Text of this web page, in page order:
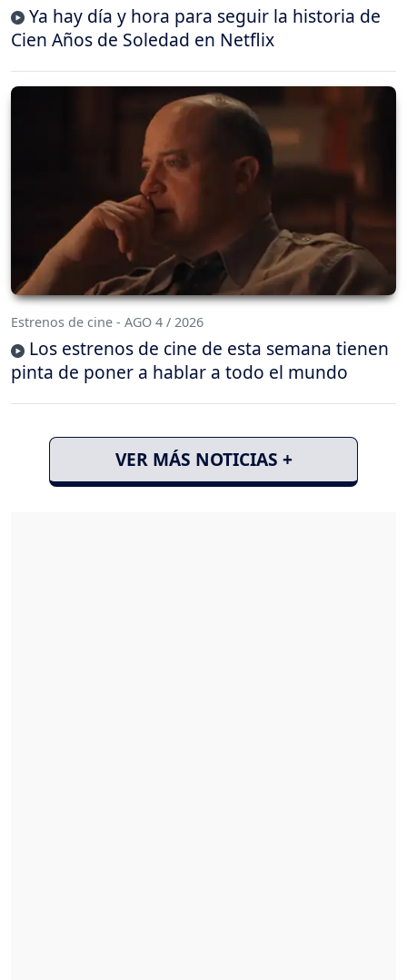
Ya hay día y hora para seguir la historia de
Cien Años de Soledad en Netflix
Estrenos de cine - AGO 4 / 2026
Los estrenos de cine de esta semana tienen
pinta de poner a hablar a todo el mundo
VER MÁS NOTICIAS +